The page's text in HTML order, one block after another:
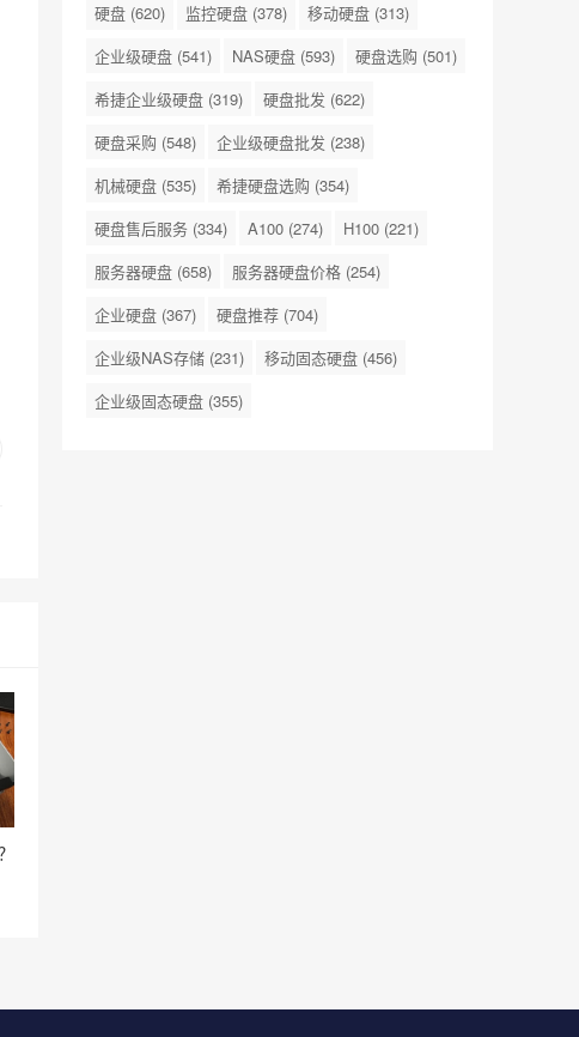
硬盘 (620) 监控硬盘 (378) 移动硬盘 (313)
企业级硬盘 (541) NAS硬盘 (593) 硬盘选购 (501)
希捷企业级硬盘 (319) 硬盘批发 (622)
硬盘采购 (548) 企业级硬盘批发 (238)
机械硬盘 (535) 希捷硬盘选购 (354)
硬盘售后服务 (334) A100 (274) H100 (221)
服务器硬盘 (658) 服务器硬盘价格 (254)
企业硬盘 (367) 硬盘推荐 (704)
企业级NAS存储 (231) 移动固态硬盘 (456)
企业级固态硬盘 (355)